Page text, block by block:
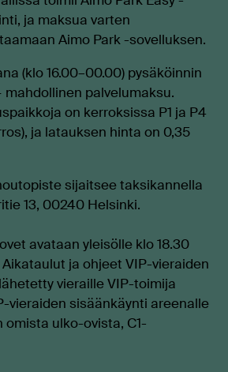
ja maksua varten
Aimo Park -sovelluksen.
(klo 16.00–00.00) pysäköinnin
mahdollinen palvelumaksu.
on kerroksissa P1 ja P4
ja latauksen hinta on 0,35
sijaitsee taksikannella
13, 00240 Helsinki.
avataan yleisölle klo 18.30
ja ohjeet VIP-vieraiden
vieraille VIP-toimija
vieraiden sisäänkäynti areenalle
ulko-ovista, C1-